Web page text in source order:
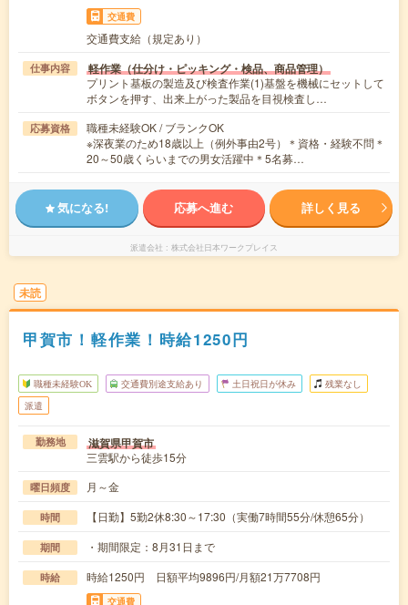
交通費
交通費支給（規定あり）
仕事内容 軽作業（仕分け・ピッキング・検品、商品管理）
プリント基板の製造及び検査作業(1)基盤を機械にセットして
ボタンを押す、出来上がった製品を目視検査し…
応募資格
職種未経験OK / ブランクOK
※深夜業のため18歳以上（例外事由2号）＊資格・経験不問＊
20～50歳くらいまでの男女活躍中＊5名募…
気になる! 応募へ進む 詳しく見る
派遣会社 株式会社日本ワークプレイス
未読
甲賀市！軽作業！時給1250円
職種未経験OK 交通費別途支給あり 土日祝日が休み 残業なし
派遣
勤務地 滋賀県甲賀市
三雲駅から徒歩15分
曜日頻度 月～金
時間 【日勤】5勤2休8:30～17:30（実働7時間55分/休憩65分）
期間 ・期間限定：8月31日まで
時給 時給1250円 日額平均9896円/月額21万7708円
交通費